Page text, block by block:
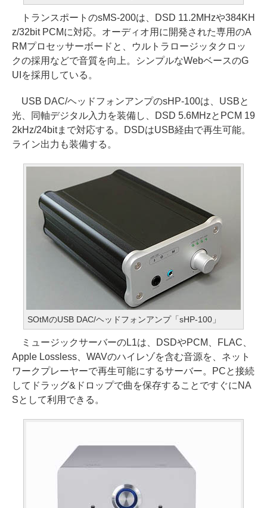
トランスポートのsMS-200は、DSD 11.2MHzや384KH
z/32bit PCMに対応。オーディオ用に開発された専用のA
RMプロセッサーボードと、ウルトラロージッタクロッ
クの採用などで音質を向上。シンプルなWebベースのG
UIを採用している。
USB DAC/ヘッドフォンアンプのsHP-100は、USBと
光、同軸デジタル入力を装備し、DSD 5.6MHzとPCM 19
2kHz/24bitまで対応する。DSDはUSB経由で再生可能。
ライン出力も装備する。
SOtMのUSB DAC/ヘッドフォンアンプ「sHP-100」
ミュージックサーバーのL1は、DSDやPCM、FLAC、
Apple Lossless、WAVのハイレゾを含む音源を、ネット
ワークプレーヤーで再生可能にするサーバー。PCと接続
してドラッグ&ドロップで曲を保存することですぐにNA
Sとして利用できる。